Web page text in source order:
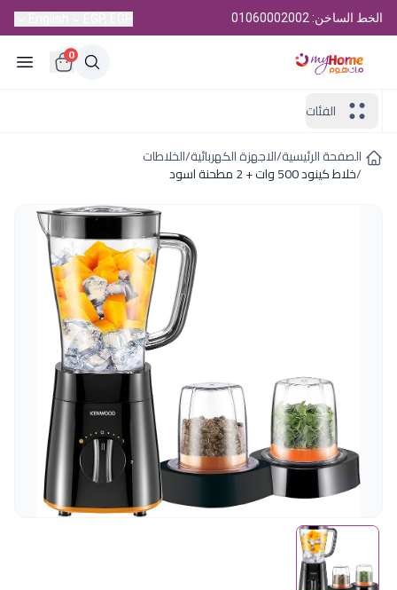
الخط الساخن: 01060002002
0
الفئات
الصفحة الرئيسية/الاجهزة الكهربائية/الخلاطات
/خلاط كينود 500 وات + 2 مطحنة اسود